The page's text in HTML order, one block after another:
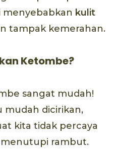
menyebabkan kulit
tampak kemerahan.
Ketombe?
sangat mudah!
mudah dicirikan,
kita tidak percaya
menutupi rambut.